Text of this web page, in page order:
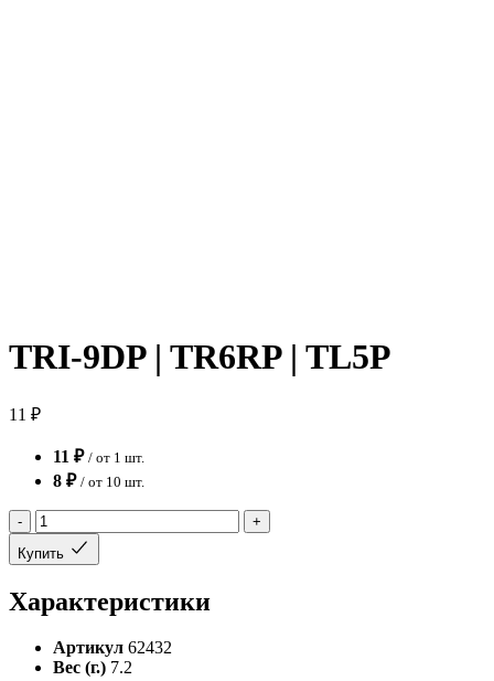
TRI-9DP | TR6RP | TL5P
11 ₽
11 ₽ / от 1 шт.
8 ₽ / от 10 шт.
-
+
Купить
Характеристики
Артикул 62432
Вес (г.) 7.2